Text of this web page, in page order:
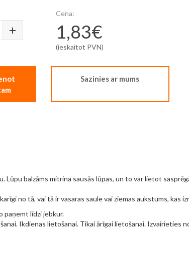
Cena:
1,83€
(ieskaitot PVN)
Sazinies ar mums
balzāms mitrina sausās lūpas, un to var lietot
no tā, vai tā ir vasaras saule vai ziemas aukstums, kas
paņemt līdzi jebkur.
Ikdienas lietošanai. Tikai ārīgai lietošanai. Izvairieties